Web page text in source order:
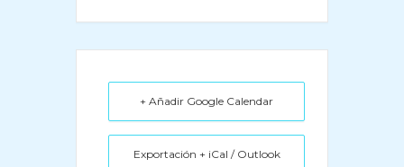
+ Añadir Google Calendar
Exportación + iCal / Outlook